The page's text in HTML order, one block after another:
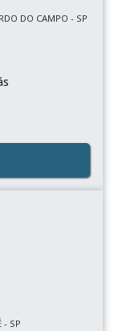
DO CAMPO - SP
- SP